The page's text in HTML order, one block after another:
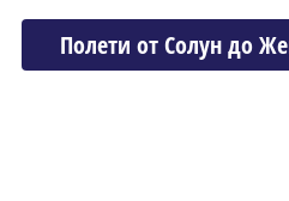
Полети от Солун до